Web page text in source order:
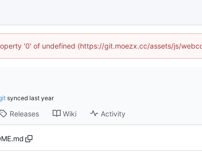
'0' of undefined (https://git.moezx.cc/assets/js/
synced
Releases Wiki Activity